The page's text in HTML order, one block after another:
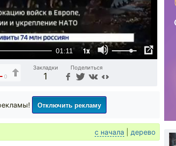
01:11 1x
0
Закладки
1
Поделиться
Отключить рекламу
с начала дерево